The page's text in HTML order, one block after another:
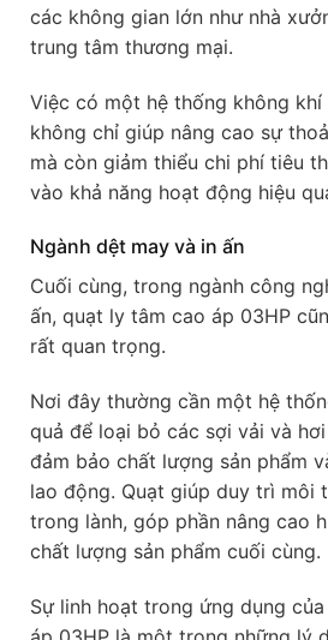
các không gian lớn như nhà
trung tâm thương mại.
Việc có một hệ thống không
không chỉ giúp nâng cao sự
mà còn giảm thiểu chi phí tiêu
vào khả năng hoạt động hiệu
Ngành dệt may và in ấn
Cuối cùng, trong ngành công
ấn, quạt ly tâm cao áp 03HP
rất quan trọng.
Nơi đây thường cần một hệ
quả để loại bỏ các sợi vải và
đảm bảo chất lượng sản phẩm
lao động. Quạt giúp duy trì môi
trong lành, góp phần nâng cao
chất lượng sản phẩm cuối cùng.
Sự linh hoạt trong ứng dụng